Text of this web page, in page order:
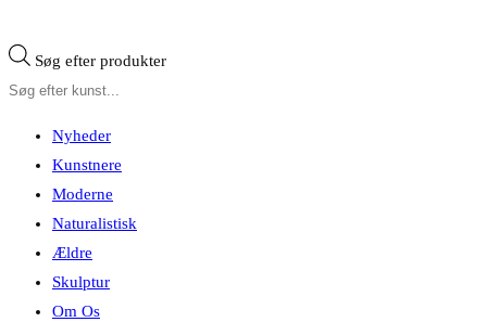
Søg efter produkter
Nyheder
Kunstnere
Moderne
Naturalistisk
Ældre
Skulptur
Om Os